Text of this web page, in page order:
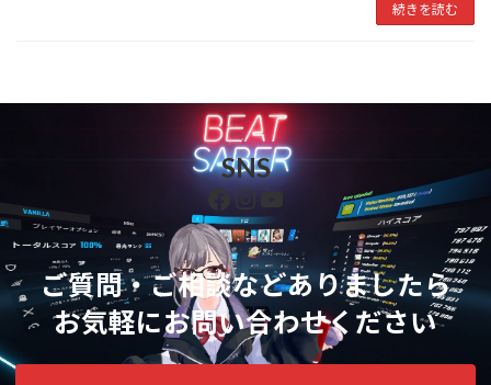
続きを読む
SNS
Facebook
Instagram
YouTube
ご質問・ご相談などありましたら
お気軽にお問い合わせください